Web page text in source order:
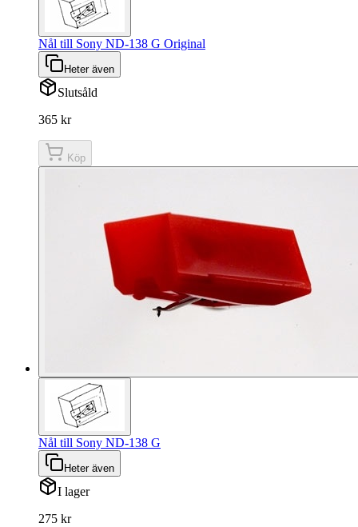
Nål till Sony ND-138 G Original
Heter även
Slutsåld
365 kr
Köp
Nål till Sony ND-138 G
Heter även
I lager
275 kr